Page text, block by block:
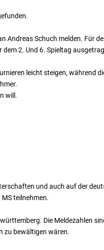
Andreas Schuch melden. Für
2. Und 6. Spieltag
leicht steigen, während
will.
und auch auf der
teilnehmen.
Die Meldezahlen
zu bewältigen wären.